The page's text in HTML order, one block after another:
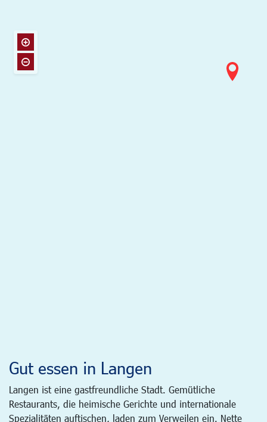
Gut essen in Langen
Langen ist eine gastfreundliche Stadt. Gemütliche
Restaurants, die heimische Gerichte und internationale
Spezialitäten auftischen, laden zum Verweilen ein. Nette